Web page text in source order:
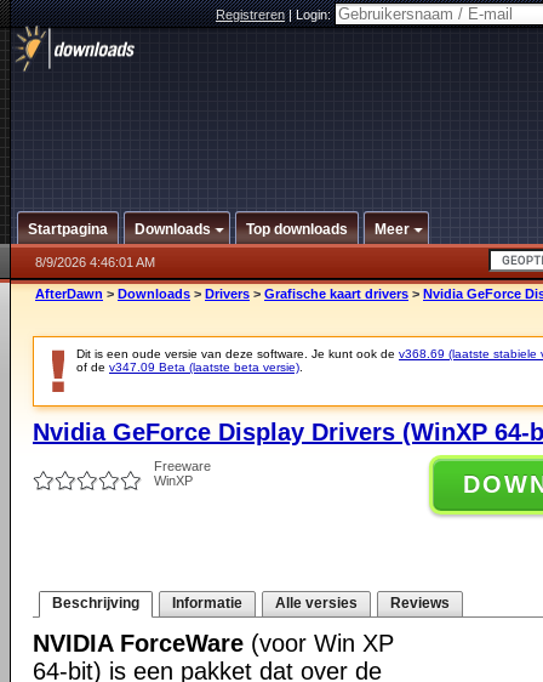
Registreren|Login:
Startpagina Downloads Top downloads Meer
8/9/2026 4:46:01 AM
AfterDawn > Downloads > Drivers > Grafische kaart drivers > Nvidia GeForce
Dit is een oude versie van deze software. Je kunt ook de v368.69 (laatste stabiele
of de v347.09 Beta (laatste beta versie)
Nvidia GeForce Display Drivers (WinXP 64-
Freeware
WinXP
Beschrijving Informatie Alle versies Reviews
NVIDIA ForceWare (voor Win XP
64-bit) is een pakket dat over de